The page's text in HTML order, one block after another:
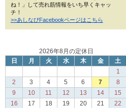
ね！」して売れ筋情報をいち早くキャッ
チ！
>>あしなびFacebookページはこちら
2026年8月の定休日
日
月 火 水 木 金
土
1
2
3 4 5 6 7
8
9
10 11 12 13 14
15
16
17 18 19 20 21
22